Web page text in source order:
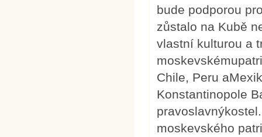
bude podporou
zůstalo na Kubě
vlastní kulturou a
Chile, Peru
Konstantinopole
moskevského